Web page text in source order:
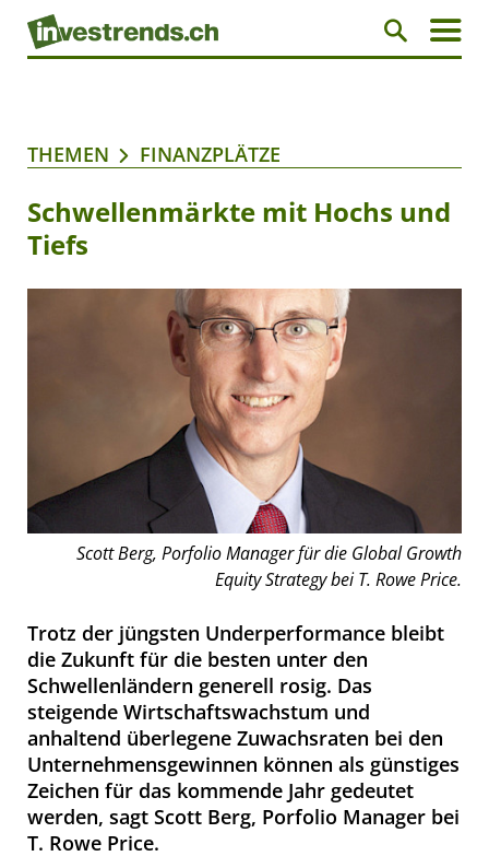
THEMEN FINANZPLÄTZE
Schwellenmärkte mit Hochs und
Tiefs
Scott Berg, Porfolio Manager für die Global Growth
Equity Strategy bei T. Rowe Price.
Trotz der jüngsten Underperformance bleibt
die Zukunft für die besten unter den
Schwellenländern generell rosig. Das
steigende Wirtschaftswachstum und
anhaltend überlegene Zuwachsraten bei den
Unternehmensgewinnen können als günstiges
Zeichen für das kommende Jahr gedeutet
werden, sagt Scott Berg, Porfolio Manager bei
T. Rowe Price.